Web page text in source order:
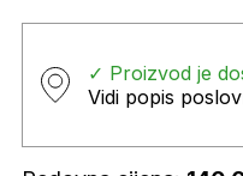
✓ Proizvod je
Vidi popis